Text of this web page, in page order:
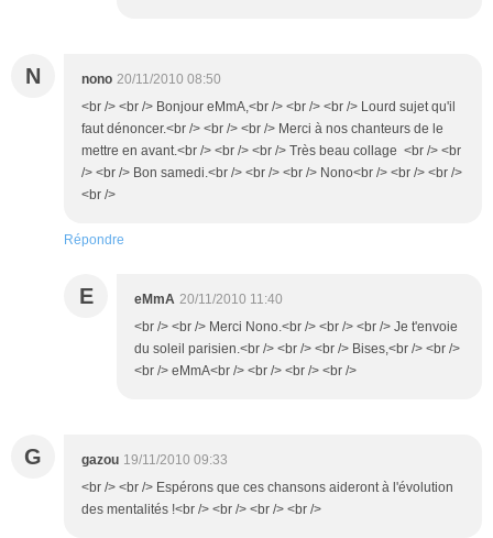
N nono 20/11/2010 08:50
<br /> <br /> Bonjour eMmA,<br /> <br /> <br /> Lourd sujet qu'il
faut dénoncer.<br /> <br /> <br /> Merci à nos chanteurs de le
mettre en avant.<br /> <br /> <br /> Très beau collage <br /> <br
/> <br /> Bon samedi.<br /> <br /> <br /> Nono<br /> <br /> <br />
<br />
Répondre
E eMmA 20/11/2010 11:40
<br /> <br /> Merci Nono.<br /> <br /> <br /> Je t'envoie
du soleil parisien.<br /> <br /> <br /> Bises,<br /> <br />
<br /> eMmA<br /> <br /> <br /> <br />
G gazou 19/11/2010 09:33
<br /> <br /> Espérons que ces chansons aideront à l'évolution
des mentalités !<br /> <br /> <br /> <br />